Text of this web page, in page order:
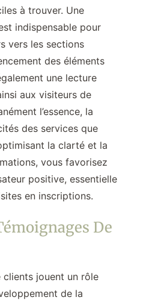
à trouver. Une
indispensable pour
vers les sections
des éléments
une lecture
aux visiteurs de
l’essence, la
des services que
la clarté et la
vous favorisez
positive, essentielle
en inscriptions.
De
clients jouent un rôle
de la